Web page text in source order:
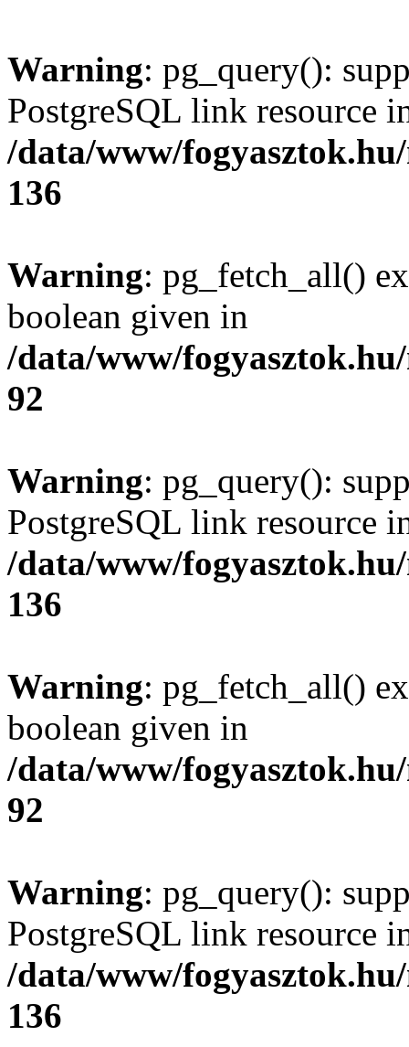
Warning: pg_query():
PostgreSQL link resource
/data/www/
136
Warning: pg_fetch_all()
boolean given in
/data/www/
92
Warning: pg_query():
PostgreSQL link resource
/data/www/
136
Warning: pg_fetch_all()
boolean given in
/data/www/
92
Warning: pg_query():
PostgreSQL link resource
/data/www/
136